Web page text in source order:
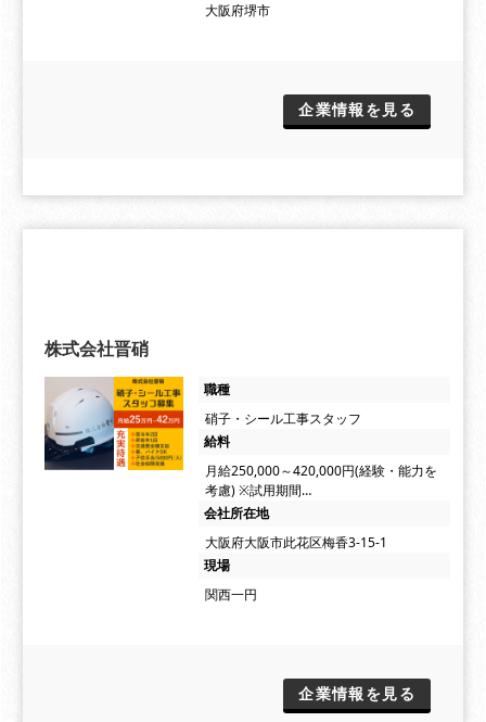
大阪府堺市
企業情報を見る
株式会社晋硝
職種
硝子・シール工事スタッフ
給料
月給250,000～420,000円(経験・能力を
考慮) ※試用期間…
会社所在地
大阪府大阪市此花区梅香3-15-1
現場
関西一円
企業情報を見る